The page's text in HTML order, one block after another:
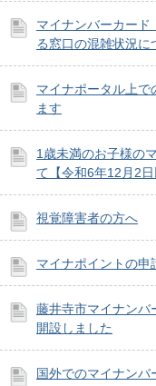
マイナンバーカード
る窓口の混雑状況に
マイナポータル上で
ます
1歳未満のお子様の
て【令和6年12月2日
視覚障害者の方へ
マイナポイントの申
藤井寺市マイナンバ
開設しました
国外でのマイナン